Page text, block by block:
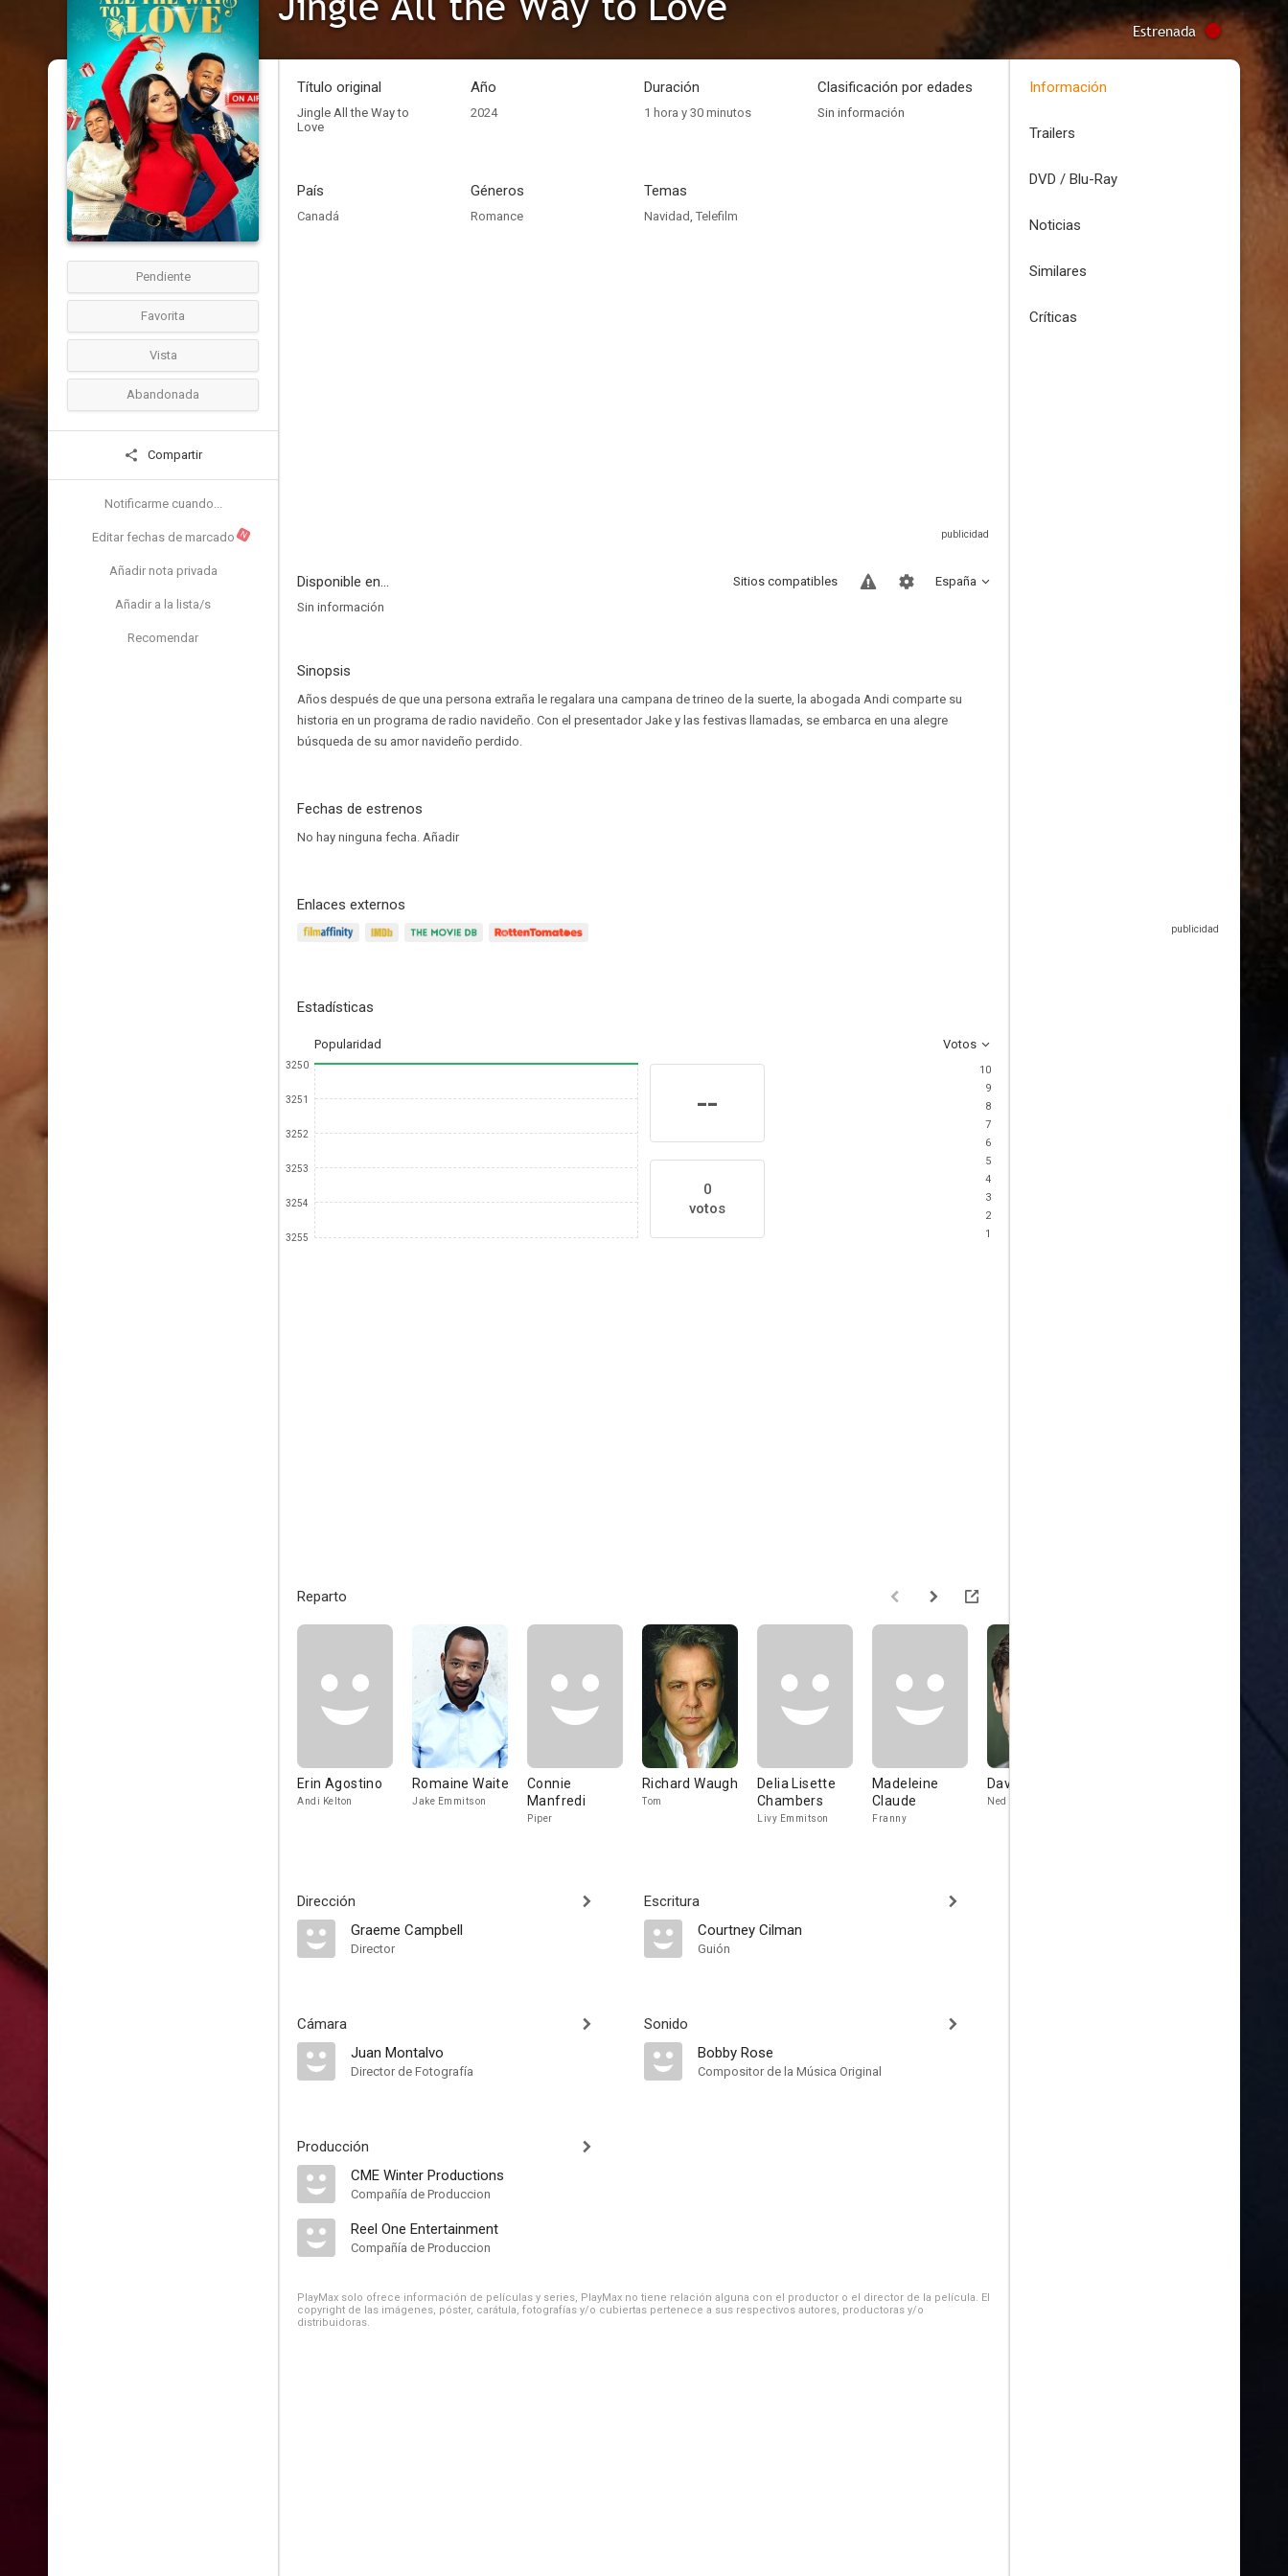
Estrenada
Pendiente
Favorita
Vista
Abandonada
Compartir
Notificarme cuando...
Editar fechas de marcado N
Añadir nota privada
Añadir a la lista/s
Recomendar
Título original
Jingle All the Way to
Love
Año
2024
Duración
1 hora y 30 minutos
Clasificación por edades
Sin información
País
Canadá
Géneros
Romance
Temas
Navidad, Telefilm
Disponible en... España
Sitios compatibles
Sin información
Sinopsis
Años después de que una persona extraña le regalara una campana de trineo de la suerte, la abogada Andi comparte su
historia en un programa de radio navideño. Con el presentador Jake y las festivas llamadas, se embarca en una alegre
búsqueda de su amor navideño perdido.
Fechas de estrenos
No hay ninguna fecha. Añadir
Enlaces externos
Estadísticas
Popularidad Votos
3250
3251
3252
3253
3254
3255
--
0
votos
10
9
8
7
6
5
4
3
2
1
Reparto
Erin Agostino
Andi Kelton
Romaine Waite
Jake Emmitson
Connie
Manfredi
Piper
Richard Waugh
Tom
Delia Lisette
Chambers
Livy Emmitson
Madeleine
Claude
Franny
David Reale
Ned
Dirección
Graeme Campbell
Director
Cámara
Juan Montalvo
Director de Fotografía
Producción
CME Winter Productions
Compañía de Produccion
Reel One Entertainment
Compañía de Produccion
Escritura
Courtney Cilman
Guión
Sonido
Bobby Rose
Compositor de la Música Original
PlayMax solo ofrece información de películas y series, PlayMax no tiene relación alguna con el productor o el director de la película. El
copyright de las imágenes, póster, carátula, fotografías y/o cubiertas pertenece a sus respectivos autores, productoras y/o
distribuidoras.
Información
Trailers
DVD / Blu-Ray
Noticias
Similares
Críticas